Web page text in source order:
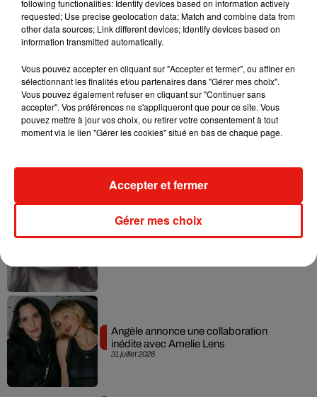
4 août 2026
Ariana Grande prendra une pause après
Grand Corps Malade emmène Styleto
Ariana Grande se libère dans son nouvel
31 juillet 2026
Angèle annonce une collaboration
inédite avec Amelie Lens
following functionalities: Identify devices based on information actively
requested; Use precise geolocation data; Match and combine data from
other data sources; Link different devices; Identify devices based on
information transmitted automatically.
Vous pouvez accepter en cliquant sur "Accepter et fermer", ou affiner en
sélectionnant les finalités et/ou partenaires dans "Gérer mes choix".
Vous pouvez également refuser en cliquant sur "Continuer sans
accepter". Vos préférences ne s'appliqueront que pour ce site. Vous
pouvez mettre à jour vos choix, ou retirer votre consentement à tout
moment via le lien "Gérer les cookies" situé en bas de chaque page.
Gérer mes choix
Accepter et fermer